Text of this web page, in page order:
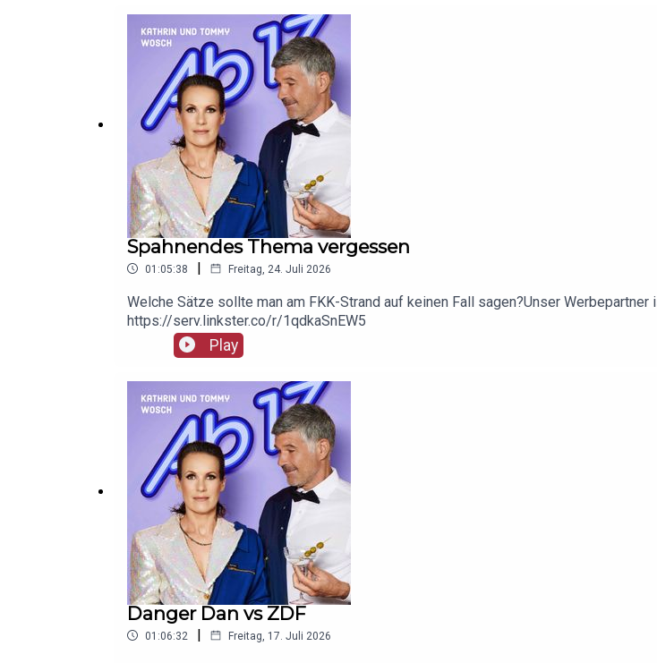
Spahnendes Thema vergessen
01:05:38 | Freitag, 24. Juli 2026
Welche Sätze sollte man am FKK-Strand auf keinen Fall sagen?Unser
https://serv.linkster.co/r/1qdkaSnEW5
Play
Danger Dan vs ZDF
01:06:32 | Freitag, 17. Juli 2026